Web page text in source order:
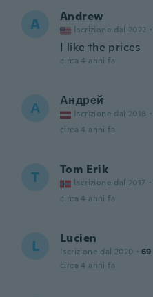
A Andrew
Iscrizione dal 2022 ·
I like the prices
circa 4 anni fa
А Андрей
Iscrizione dal 2018 ·
circa 4 anni fa
T Tom Erik
Iscrizione dal 2017 ·
circa 4 anni fa
L Lucien
Iscrizione dal 2020 · 69
circa 4 anni fa